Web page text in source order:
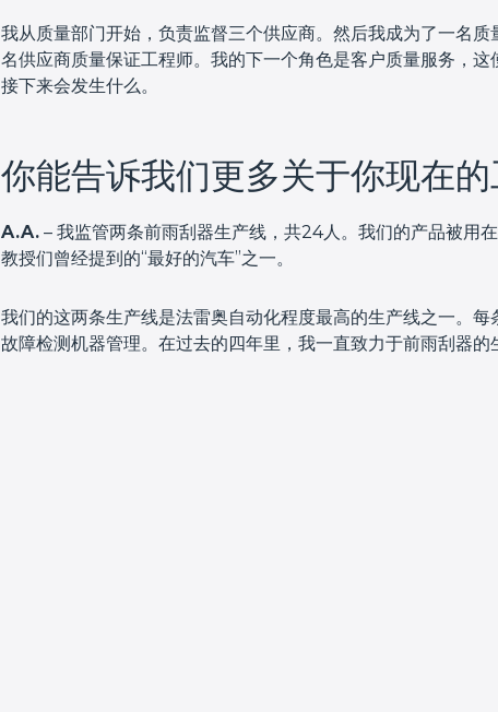
我从质量部门开始，负责监督三个供应商。然后我成为了一名质
名供应商质量保证工程师。我的下一个角色是客户质量服务，
接下来会发生什么。
你能告诉我们更多关于你现在的
A.A. – 我监管两条前雨刮器生产线，共24人。我们的产品被
教授们曾经提到的“最好的汽车”之一。
我们的这两条生产线是法雷奥自动化程度最高的生产线之一。
故障检测机器管理。在过去的四年里，我一直致力于前雨刮器